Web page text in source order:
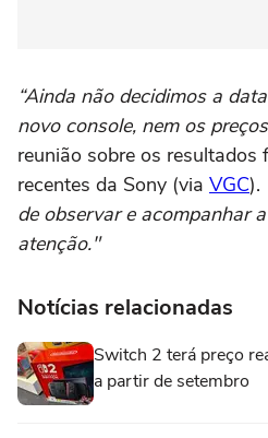
“Ainda não decidimos a
novo console, nem os
reunião sobre os resultados
recentes da Sony (via VGC).
de observar e acompanhar
atenção."
Notícias relacionadas
Switch 2 terá preço
a partir de setembro